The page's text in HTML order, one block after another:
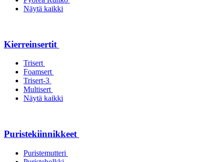
Näytä kaikki
Kierreinsertit
Trisert
Foamsert
Trisert-3
Multisert
Näytä kaikki
Puristekiinnikkeet
Puristemutteri